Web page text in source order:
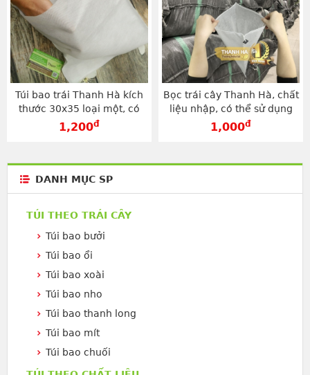
Túi bao trái Thanh Hà kích
thước 30x35 loại một, có
thể tái sử dụng - TV3035D
1,200đ
Bọc trái cây Thanh Hà, chất
liệu nhập, có thể sử dụng
trên 2 vụ loại 25x30cm -
TV2530
1,000đ
DANH MỤC SP
TÚI THEO TRÁI CÂY
Túi bao bưởi
Túi bao ổi
Túi bao xoài
Túi bao nho
Túi bao thanh long
Túi bao mít
Túi bao chuối